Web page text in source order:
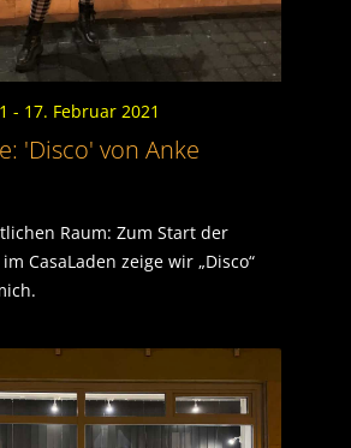
- 17. Februar 2021
'Disco' von Anke
Raum: Zum Start der
CasaLaden zeige wir „Disco“